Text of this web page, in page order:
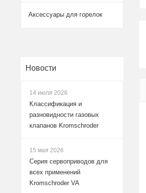
Аксессуары для горелок
Новости
14 июля 2026
Классификация и
разновидности газовых
клапанов Kromschroder
15 мая 2026
Серия сервоприводов для
всех применений
Kromschroder VA